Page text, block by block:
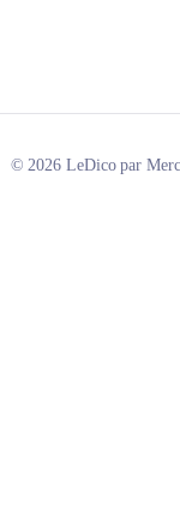
© 2026 LeDico par